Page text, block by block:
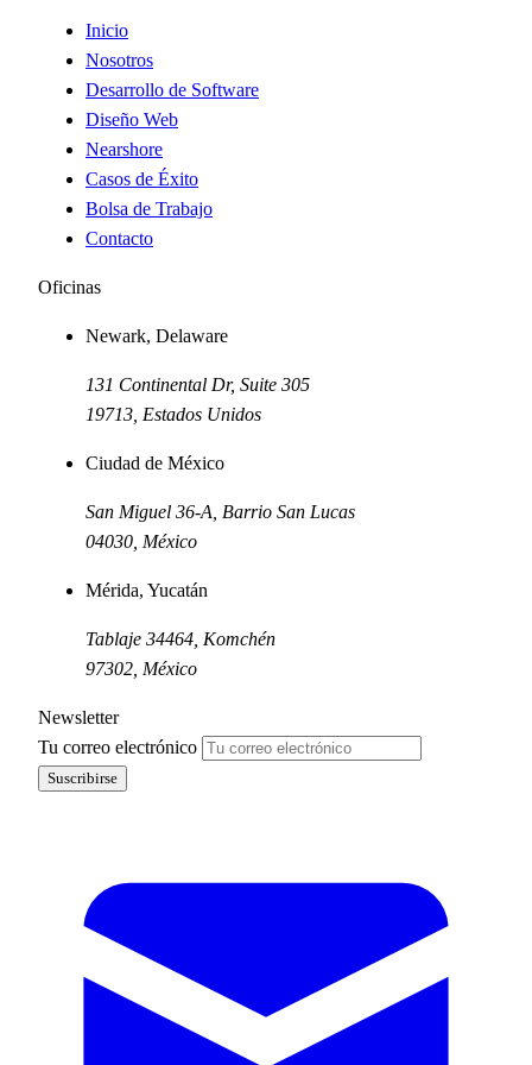
Inicio
Nosotros
Desarrollo de Software
Diseño Web
Nearshore
Casos de Éxito
Bolsa de Trabajo
Contacto
Oficinas
Newark, Delaware
131 Continental Dr, Suite 305
19713 Estados Unidos
Ciudad de México
San Miguel 36-A, Barrio San Lucas
04030 México
Mérida, Yucatán
Tablaje 34464, Komchén
97302 México
Newsletter
Tu correo electrónico
Suscribirse